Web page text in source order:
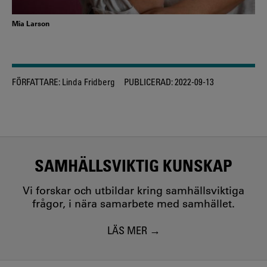
Mia Larson
FÖRFATTARE: Linda Fridberg PUBLICERAD:2022-09-13
SAMHÄLLSVIKTIG KUNSKAP
Vi forskar och utbildar kring samhällsviktiga
frågor, i nära samarbete med samhället.
LÄS MER